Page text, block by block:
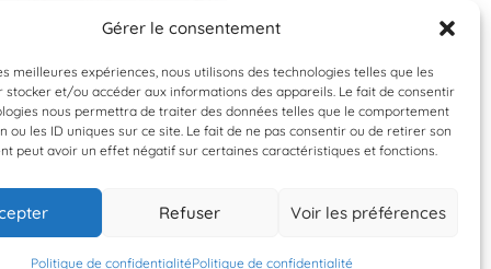
Gérer le consentement
meilleures expériences, nous utilisons des technologies telles que les
stocker et/ou accéder aux informations des appareils. Le fait de consentir
nous permettra de traiter des données telles que le comportement
ou les ID uniques sur ce site. Le fait de ne pas consentir ou de retirer son
peut avoir un effet négatif sur certaines caractéristiques et fonctions.
Refuser Voir les préférences
Politique de confidentialitéPolitique de confidentialité
Validée
verrucosa
commune
15 mars 2018
de découverte Mer - Ville de
Marseille
Validée
Mimachlamys
Pétoncle noir
15 mars 2018